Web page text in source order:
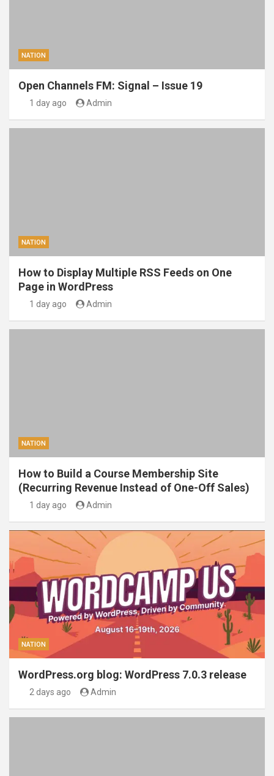
NATION
Open Channels FM: Signal – Issue 19
1 day ago Admin
NATION
How to Display Multiple RSS Feeds on One
Page in WordPress
1 day ago Admin
NATION
How to Build a Course Membership Site
(Recurring Revenue Instead of One-Off Sales)
1 day ago Admin
NATION
WordPress.org blog: WordPress 7.0.3 release
2 days ago Admin